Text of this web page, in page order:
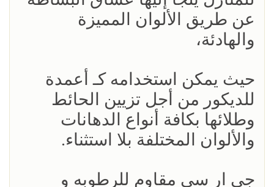
عن طريق الألوان المميزة
والهادئة،
حيث يمكن استخدامه كـ أعمدة
للديكور من أجل تزيين الحائط
وطلائها بكافة أنواع الدهانات
والألوان المختلفة بلا استثناء.
جي ار سي مقاوم للرطوبه و